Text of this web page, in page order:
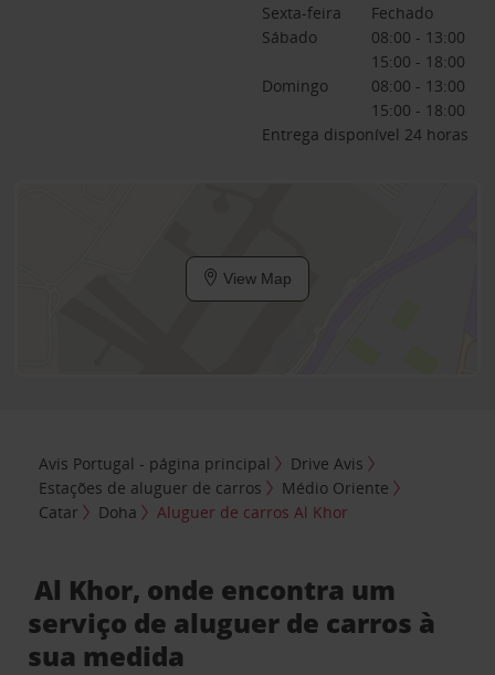
Sexta-feira
Fechado
Sábado
08:00 - 13:00
15:00 - 18:00
Domingo
08:00 - 13:00
15:00 - 18:00
Entrega disponível 24 horas
View Map
Avis Portugal - página principal
Drive Avis
Estações de aluguer de carros
Médio Oriente
Catar
Doha Aluguer de carros Al Khor
Al Khor, onde encontra um
serviço de aluguer de carros à
sua medida